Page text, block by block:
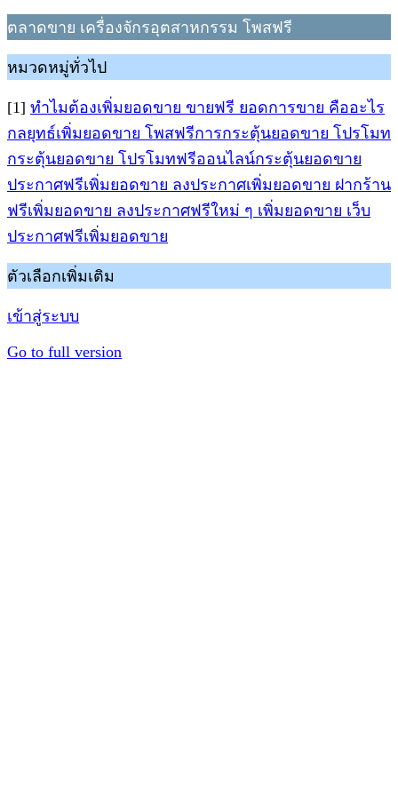
ตลาดขาย เครื่องจักรอุตสาหกรรม โพสฟรี
หมวดหมู่ทั่วไป
[1] ทำไมต้องเพิ่มยอดขาย ขายฟรี ยอดการขาย คืออะไร
กลยุทธ์เพิ่มยอดขาย โพสฟรีการกระตุ้นยอดขาย โปรโมท
กระตุ้นยอดขาย โปรโมทฟรีออนไลน์กระตุ้นยอดขาย
ประกาศฟรีเพิ่มยอดขาย ลงประกาศเพิ่มยอดขาย ฝากร้าน
ฟรีเพิ่มยอดขาย ลงประกาศฟรีใหม่ ๆ เพิ่มยอดขาย เว็บ
ประกาศฟรีเพิ่มยอดขาย
ตัวเลือกเพิ่มเติม
เข้าสู่ระบบ
Go to full version